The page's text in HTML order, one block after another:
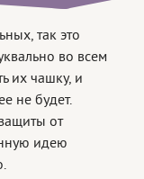
так это
во всем
их чашку, и
не будет.
от
идею